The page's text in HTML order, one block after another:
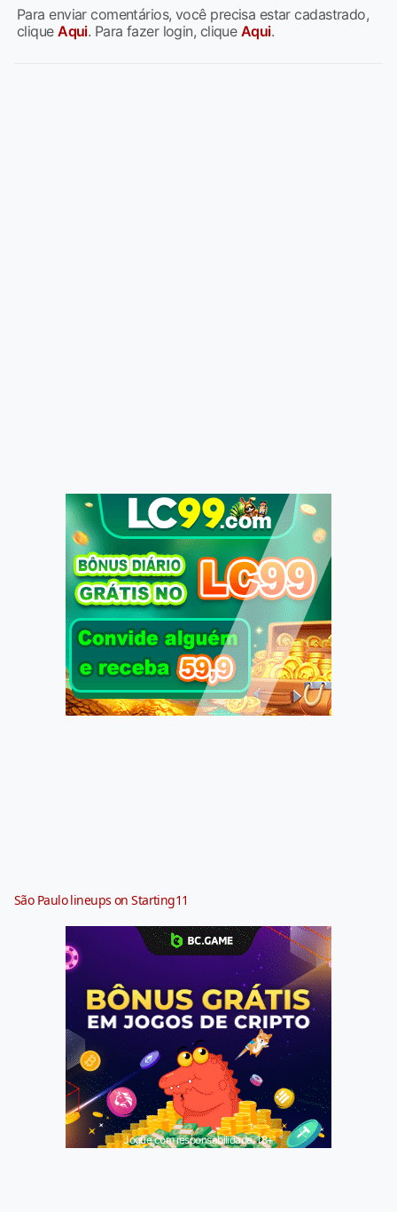
Para enviar comentários, você precisa estar cadastrado,
cliqueAqui. Para fazer login, clique Aqui.
São Paulo lineups on Starting11
Jogue com responsabilidade. 18+